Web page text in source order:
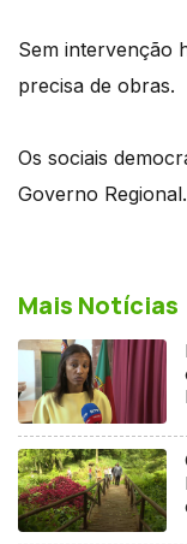
Sem intervenção
precisa de obras.
Os sociais
Governo Regional.
Mais Notícias